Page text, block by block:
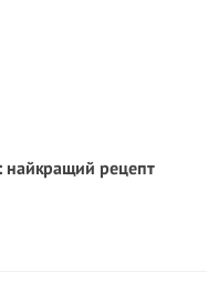
найкращий рецепт